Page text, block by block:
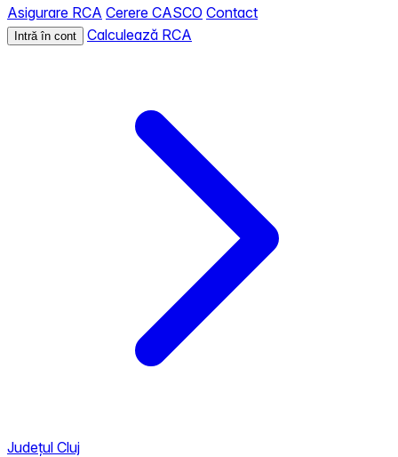
Asigurare RCA Cerere CASCO Contact
Intră în cont Calculează RCA
Județul Cluj